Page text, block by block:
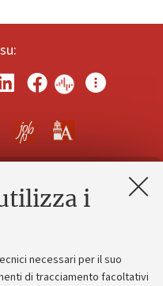
i
necessari per il suo
di tracciamento facoltativi